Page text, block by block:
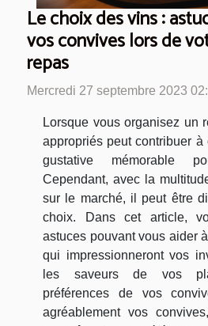
Le choix des vins :
vos convives lors de
repas
Mercredi 27 septembre 2023
Lorsque vous organisez un
appropriés peut contribuer
gustative mémorable
Cependant, avec la
sur le marché, il peut être
choix. Dans cet article,
astuces pouvant vous aider
qui impressionneront vos
les saveurs de vos
préférences de vos
agréablement vos